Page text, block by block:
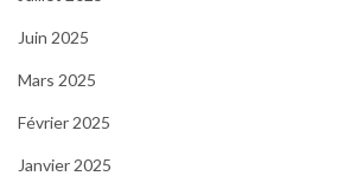
Juin 2025
Mars 2025
Février 2025
Janvier 2025